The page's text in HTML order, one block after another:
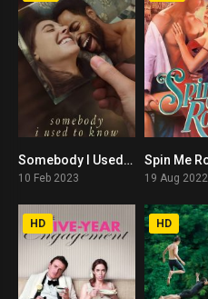
6.2Somebody I Used to Know (2023)
10 Feb 2023 19 Aug 2022
HD HD